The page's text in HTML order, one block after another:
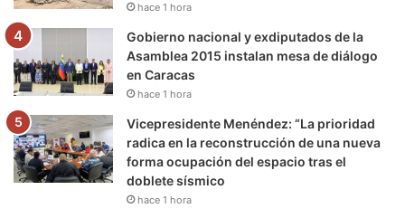
hace 1 hora
Gobierno nacional y exdiputados de la
Asamblea 2015 instalan mesa de diálogo
en Caracas
hace 1 hora
Vicepresidente Menéndez: “La prioridad
radica en la reconstrucción de una nueva
forma ocupación del espacio tras el
doblete sísmico
hace 1 hora